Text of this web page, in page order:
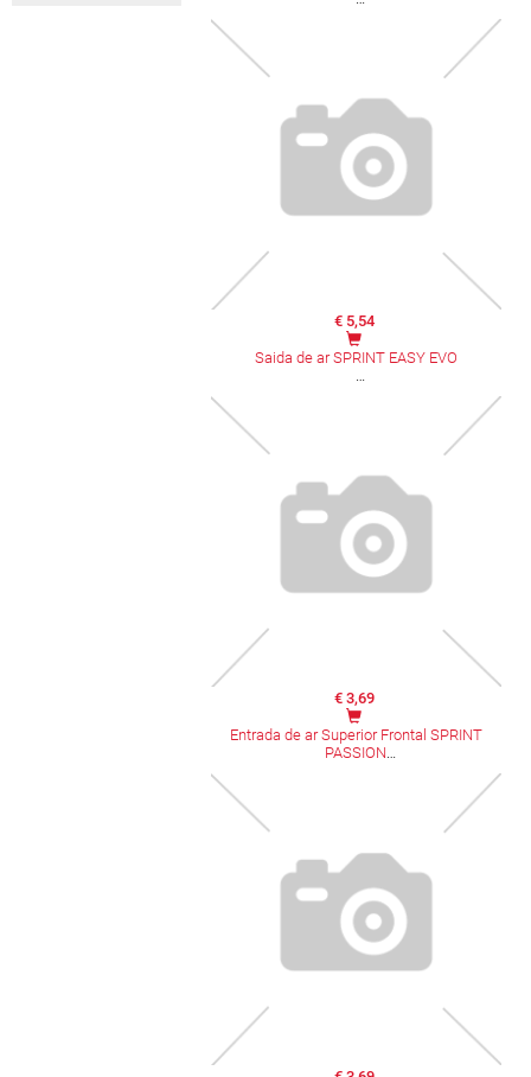
€ 5,54
Saida de ar SPRINT EASY EVO
€ 3,69
Entrada de ar Superior Frontal SPRINT
PASSION